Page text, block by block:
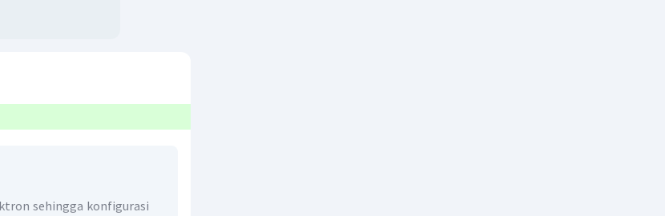
sehingga konfigurasi